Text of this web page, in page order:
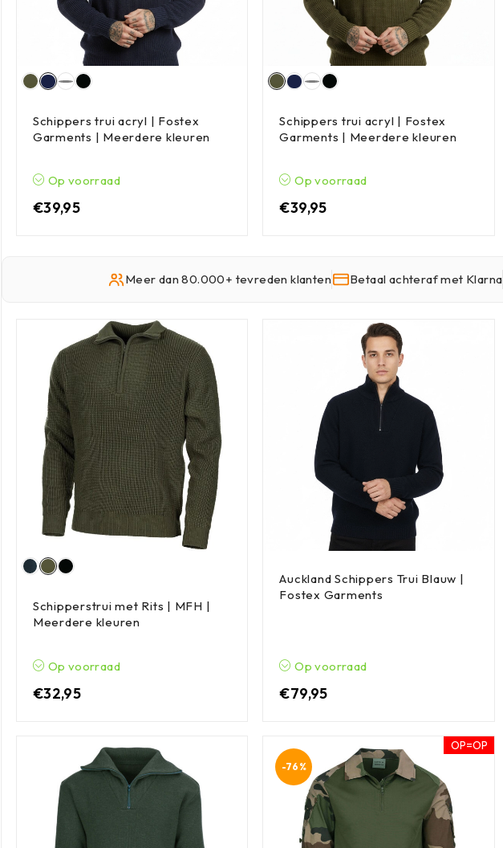
Schippers trui acryl | Fostex
Garments | Meerdere kleuren
Op voorraad
€39,95
Schippers trui acryl | Fostex
Garments | Meerdere kleuren
Op voorraad
€39,95
Meer dan 80.000+ tevreden klanten Betaal achteraf met Klarna
Schipperstrui met Rits | MFH |
Meerdere kleuren
Op voorraad
€32,95
Auckland Schippers Trui Blauw |
Fostex Garments
Op voorraad
€79,95
OP=OP
-76%